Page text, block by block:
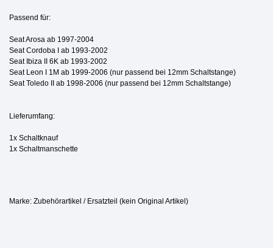
Passend für:
Seat Arosa ab 1997-2004
Seat Cordoba I ab 1993-2002
Seat Ibiza II 6K ab 1993-2002
Seat Leon I 1M ab 1999-2006 (nur passend bei 12mm Schaltstange)
Seat Toledo II ab 1998-2006 (nur passend bei 12mm Schaltstange)
Lieferumfang:
1x Schaltknauf
1x Schaltmanschette
Marke: Zubehörartikel / Ersatzteil (kein Original Artikel)